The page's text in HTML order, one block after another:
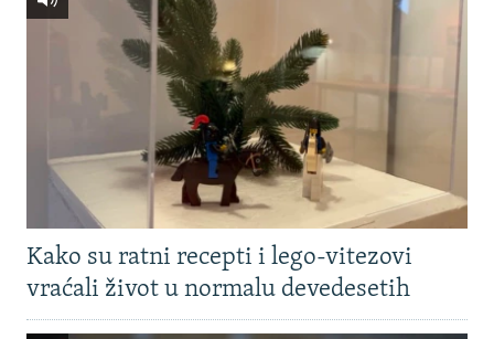
Kako su ratni recepti i lego-vitezovi
vraćali život u normalu devedesetih